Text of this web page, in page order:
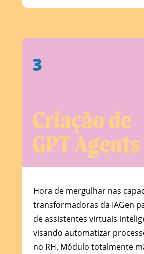
3
Criação de
GPT Agents
Hora de mergulhar nas
transformadoras da IAGen
de assistentes virtuais
visando automatizar
no RH. Módulo totalmente